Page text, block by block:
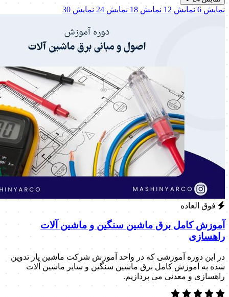
نمایش 6 نمایش 12 نمایش 18 نمایش 24 نمایش 30
فوق العاده
آموزش کامل برق ماشین سنگین و ماشین آلات
راهسازی
در این دوره آموزشی که در واحد آموزش شرکت ماشین یار تدوین
شده به آموزش کامل برق ماشین سنگین و سایر ماشین آلات
راهسازی و معدنی می پردازیم.